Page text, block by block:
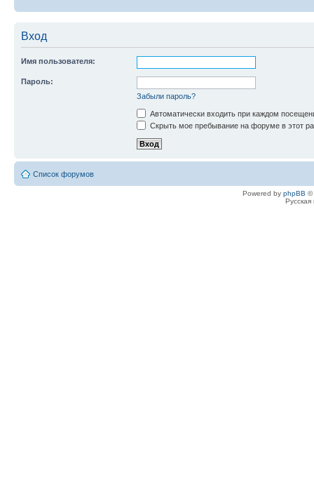
Вход
Имя пользователя:
Пароль:
Забыли пароль?
Автоматически входить при каждом
Скрыть мое пребывание на форуме в этот
Список форумов
Powered by phpBB ©